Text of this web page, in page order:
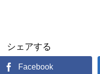
シェアする
Facebook